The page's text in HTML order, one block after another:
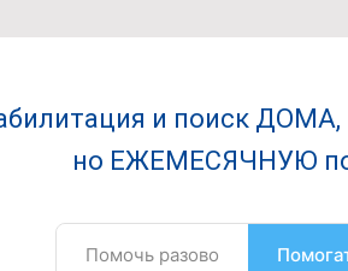
и поиск
но ЕЖЕМЕСЯЧНУЮ
Помочь разово